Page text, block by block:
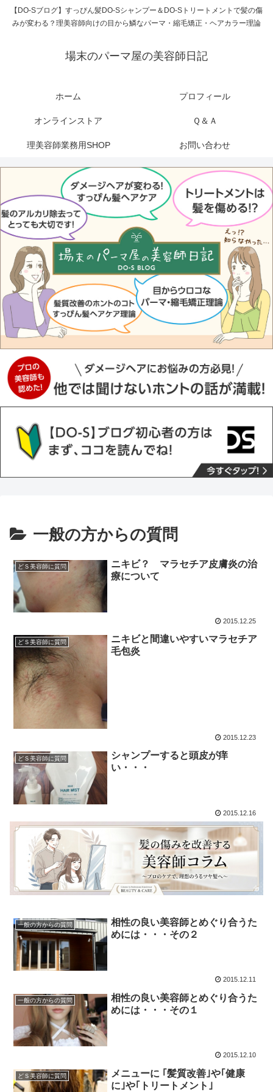
【DO-Sブログ】すっぴん髪DO-Sシャンプー＆DO-Sトリートメントで髪の傷
みが変わる？理美容師向けの目から鱗なパーマ・縮毛矯正・ヘアカラー理論
場末のパーマ屋の美容師日記
ホーム プロフィール
オンラインストア Ｑ＆Ａ
理美容師業務用SHOP お問い合わせ
一般の方からの質問
どＳ美容師に質問
ニキビ？ マラセチア皮膚炎の治
療について
2015.12.25
どＳ美容師に質問
ニキビと間違いやすいマラセチア
毛包炎
2015.12.23
どＳ美容師に質問
シャンプーすると頭皮が痒
い・・・
2015.12.16
一般の方からの質問
相性の良い美容師とめぐり合うた
めには・・・その２
2015.12.11
一般の方からの質問
相性の良い美容師とめぐり合うた
めには・・・その１
2015.12.10
どＳ美容師に質問
メニューに ｢髪質改善｣や｢健康
に｣や｢トリートメント｣